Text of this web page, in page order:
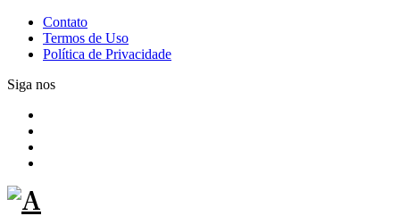
Contato
Termos de Uso
Política de Privacidade
Siga nos